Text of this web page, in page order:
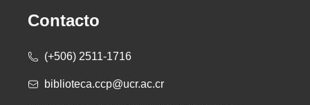
Contacto
(+506) 2511-1716
biblioteca.ccp@ucr.ac.cr